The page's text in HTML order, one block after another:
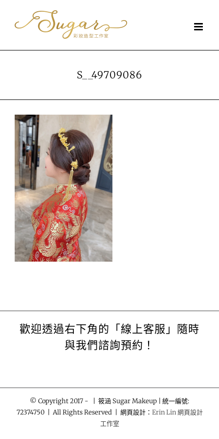
S__49709086
歡迎透過右下角的「線上客服」隨時
與我們諮詢預約！
© Copyright 2017 -
| 筱涵 Sugar Makeup | 統一編號:
72374750 | All Rights Reserved | 網頁設計： Erin Lin 網頁設計
工作室